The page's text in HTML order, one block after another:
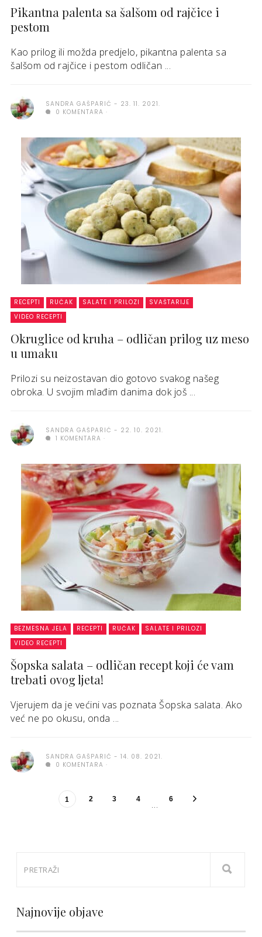
Pikantna palenta sa šalšom od rajčice i
pestom
Kao prilog ili možda predjelo, pikantna palenta sa
šalšom od rajčice i pestom odličan ...
SANDRA GAŠPARIĆ
23. 11. 2021.
0 KOMENTARA
RECEPTI RUČAK SALATE I PRILOZI
SVAŠTARIJE
VIDEO RECEPTI
Okruglice od kruha – odličan prilog uz meso
u umaku
Prilozi su neizostavan dio gotovo svakog našeg
obroka. U svojim mlađim danima dok još ...
SANDRA GAŠPARIĆ
22. 10. 2021.
1 KOMENTARA
BEZMESNA JELA RECEPTI RUČAK
SALATE I PRILOZI
VIDEO RECEPTI
Šopska salata – odličan recept koji će vam
trebati ovog ljeta!
Vjerujem da je većini vas poznata Šopska salata. Ako
već ne po okusu, onda ...
SANDRA GAŠPARIĆ
14. 08. 2021.
0 KOMENTARA
1 2 3 4 … 6
Najnovije objave